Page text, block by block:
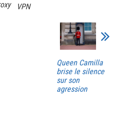
VPN
Queen Camilla
brise le silence
sur son
agression